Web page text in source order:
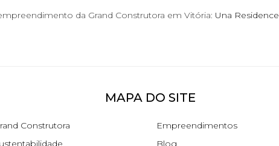
da Grand Construtora em Vitória: Una Residence
MAPA DO SITE
Construtora
Empreendimentos
Blog